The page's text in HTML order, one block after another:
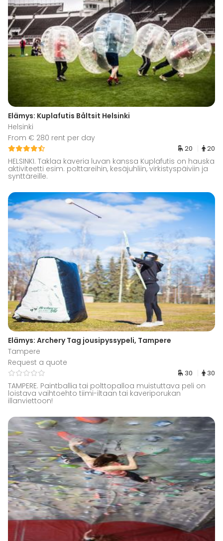
Elämys: Kuplafutis Båltsit Helsinki
Helsinki
From € 280 rent per day
20 20
HELSINKI. Taklaa kaveria luvan kanssa Kuplafutis on hauska
aktiviteetti esim. polttareihin, kesäjuhliin, virkistyspäiviin ja
synttäreille.
Elämys: Archery Tag jousipyssypeli, Tampere
Tampere
Request a quote
30 30
TAMPERE. Paintballia tai polttopalloa muistuttava peli on
loistava vaihtoehto tiimi-iltaan tai kaveriporukan
illanviettoon!